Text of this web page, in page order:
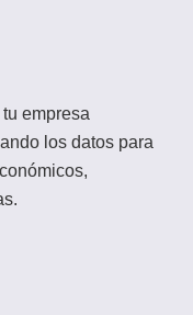
empresa
los datos para